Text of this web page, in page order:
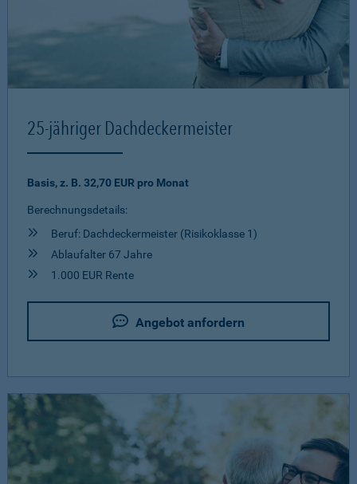
25-jähriger Dachdeckermeister
Basis, z. B. 32,70 EUR pro Monat
Berechnungsdetails:
Beruf: Dachdeckermeister (Risikoklasse 1)
Ablaufalter 67 Jahre
1.000 EUR Rente
Angebot anfordern